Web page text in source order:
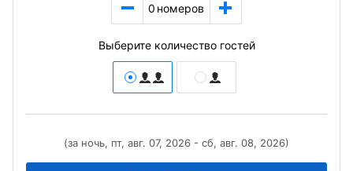
0 номеров
Выберите количество гостей
(за ночь, пт, авг. 07, 2026 - сб, авг. 08, 2026)